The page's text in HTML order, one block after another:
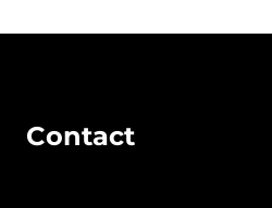
Contact